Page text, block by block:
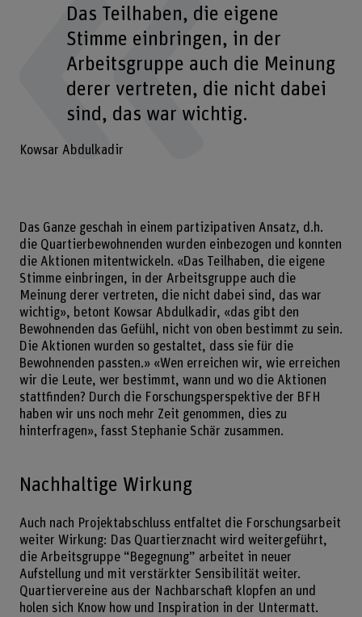
Das Teilhaben, die eigene
Stimme einbringen, in der
Arbeitsgruppe auch die Meinung
derer vertreten, die nicht dabei
sind, das war wichtig.
Kowsar Abdulkadir
Das Ganze geschah in einem partizipativen Ansatz, d.h.
die Quartierbewohnenden wurden einbezogen und konnten
die Aktionen mitentwickeln. «Das Teilhaben, die eigene
Stimme einbringen, in der Arbeitsgruppe auch die
Meinung derer vertreten, die nicht dabei sind, das war
wichtig», betont Kowsar Abdulkadir, «das gibt den
Bewohnenden das Gefühl, nicht von oben bestimmt zu sein.
Die Aktionen wurden so gestaltet, dass sie für die
Bewohnenden passten.» «Wen erreichen wir, wie erreichen
wir die Leute, wer bestimmt, wann und wo die Aktionen
stattfinden? Durch die Forschungsperspektive der BFH
haben wir uns noch mehr Zeit genommen, dies zu
hinterfragen», fasst Stephanie Schär zusammen.
Nachhaltige Wirkung
Auch nach Projektabschluss entfaltet die Forschungsarbeit
weiter Wirkung: Das Quartierznacht wird weitergeführt,
die Arbeitsgruppe “Begegnung” arbeitet in neuer
Aufstellung und mit verstärkter Sensibilität weiter.
Quartiervereine aus der Nachbarschaft klopfen an und
holen sich Know how und Inspiration in der Untermatt.